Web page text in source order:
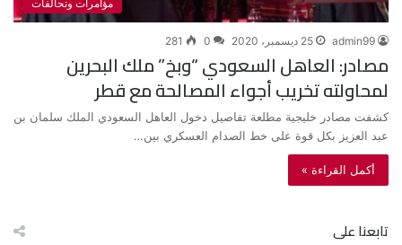
مؤامرات وتحالفات
admin99 25 ديسمبر، 2020 0
281
مصادر: العاهل السعودي “وبخ” ملك البحرين
لمحاولته تخريب أجواء المصالحة مع قطر
كشفت مصادر خليجية مطلعة تفاصيل دخول العاهل السعودي الملك سلمان بن
عبد العزيز بكل قوة على خط الصدام العسكري بين…
أكمل القراءة »
تابعنا على